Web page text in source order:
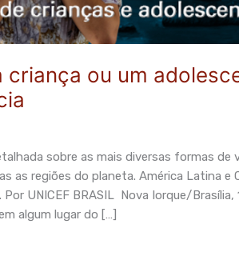
criança ou um
sobre as mais diversas formas de
as regiões do planeta. América Latina e
UNICEF BRASIL Nova Iorque/Brasília,
algum lugar do […]